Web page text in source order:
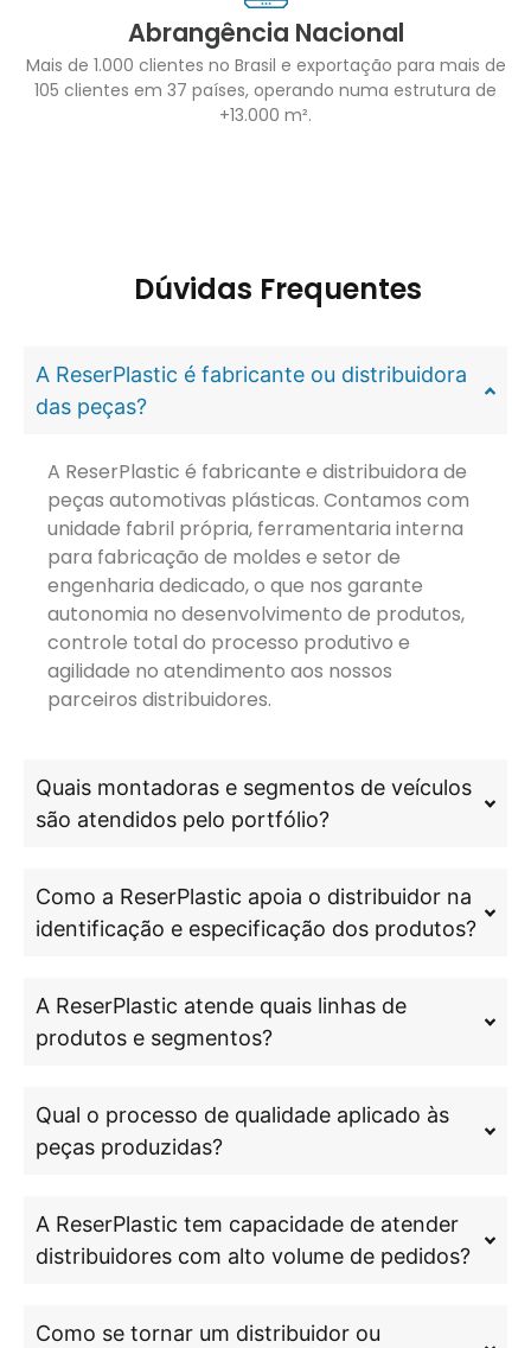
Abrangência Nacional
Mais de 1.000 clientes no Brasil e exportação para mais de
105 clientes em 37 países, operando numa estrutura de
+13.000 m².
Dúvidas Frequentes
A ReserPlastic é fabricante ou distribuidora
das peças?
A ReserPlastic é fabricante e distribuidora de
peças automotivas plásticas. Contamos com
unidade fabril própria, ferramentaria interna
para fabricação de moldes e setor de
engenharia dedicado, o que nos garante
autonomia no desenvolvimento de produtos,
controle total do processo produtivo e
agilidade no atendimento aos nossos
parceiros distribuidores.
Quais montadoras e segmentos de veículos
são atendidos pelo portfólio?
Como a ReserPlastic apoia o distribuidor na
identificação e especificação dos produtos?
A ReserPlastic atende quais linhas de
produtos e segmentos?
Qual o processo de qualidade aplicado às
peças produzidas?
A ReserPlastic tem capacidade de atender
distribuidores com alto volume de pedidos?
Como se tornar um distribuidor ou